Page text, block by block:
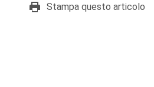
Stampa questo articolo